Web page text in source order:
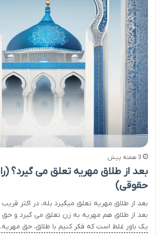
3 هفته پیش
بعد از طلاق مهریه تعلق می گیرد؟
حقوقی)
بعد از طلاق مهریه تعلق میگیرد بله، در اکثر قریب
بعد از طلاق هم مهریه به زن تعلق می گیرد و حق
یک باور غلط است که فکر کنیم با طلاق، حق